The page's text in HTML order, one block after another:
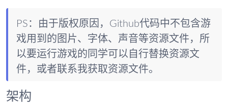
PS：由于版权原因，Github代码中不包含游
戏用到的图片、字体、声音等资源文件，所
以要运行游戏的同学可以自行替换资源文
件，或者联系我获取资源文件。
架构